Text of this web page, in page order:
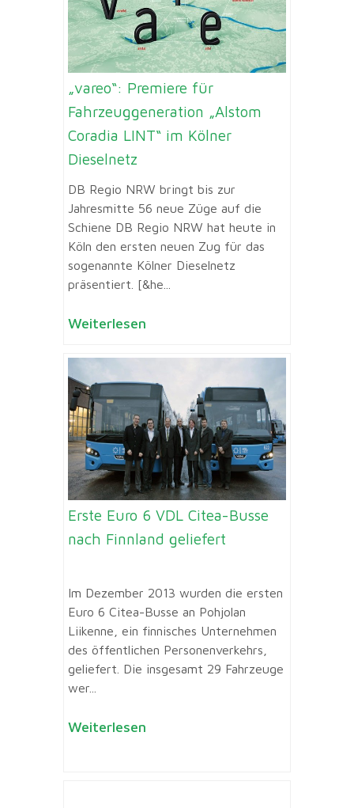
„vareo“: Premiere für
Fahrzeuggeneration „Alstom
Coradia LINT“ im Kölner
Dieselnetz
DB Regio NRW bringt bis zur
Jahresmitte 56 neue Züge auf die
Schiene DB Regio NRW hat heute in
Köln den ersten neuen Zug für das
sogenannte Kölner Dieselnetz
präsentiert. [&he...
Weiterlesen
Erste Euro 6 VDL Citea-Busse
nach Finnland geliefert
Im Dezember 2013 wurden die ersten
Euro 6 Citea-Busse an Pohjolan
Liikenne, ein finnisches Unternehmen
des öffentlichen Personenverkehrs,
geliefert. Die insgesamt 29 Fahrzeuge
wer...
Weiterlesen